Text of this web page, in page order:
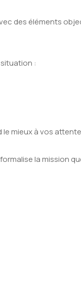
des éléments
:
mieux à vos
la mission